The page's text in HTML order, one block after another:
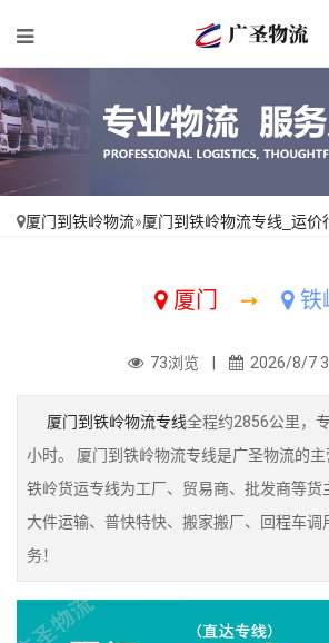
厦门到铁岭物流»厦门到铁岭物流专线_运价
厦门 ➙ 铁
73浏览 | 2026/8/7
厦门到铁岭物流专线全程约2856公里，
小时。 厦门到铁岭物流专线是广圣物流的主
铁岭货运专线为工厂、贸易商、批发商等货
大件运输、普快特快、搬家搬厂、回程车调
务！